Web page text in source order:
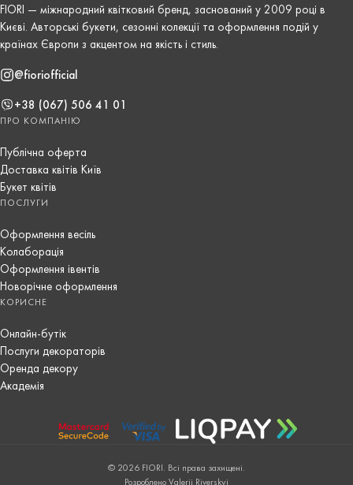
FIORI — міжнародний квітковий бренд, заснований у 2009 році в
Києві. Авторські букети, сезонні колекції та оформлення подій у
країнах Європи з акцентом на якість і стиль.
@fioriofficial
+38 (067) 506 41 01
ПРО КОМПАНІЮ
Публічна оферта
Доставка квітів Київ
Букет квітів
ПОСЛУГИ
Оформлення весіль
Колаборація
Оформлення івентів
Новорічне оформлення
КОРИСНЕ
Онлайн-бутік
Послуги декораторів
Оренда декору
Академія
© 2026 FIORI. Всі права захищені.
Розроблено Valerii Riverskyi